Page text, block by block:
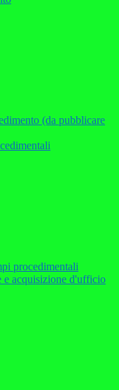
(da pubblicare
procedimentali
acquisizione d'ufficio